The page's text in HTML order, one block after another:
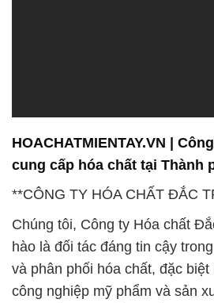
**CÔNG TY HÓA CHẤT ĐẮC
hào là đối tác đáng tin cậy
và phân phối hóa chất, đặc biệt
công nghiệp mỹ phẩm và sản
đem đến sản phẩm chất lượng
đầu, chúng tôi không ngừng nỗ
sự phát triển bền vững của
chúng tôi phục vụ.